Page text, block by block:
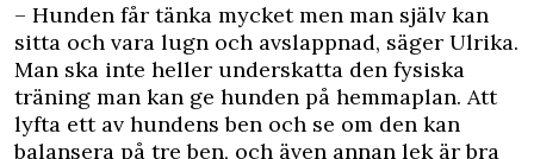
– Hunden får tänka mycket men man själv kan
sitta och vara lugn och avslappnad, säger Ulrika.
Man ska inte heller underskatta den fysiska
träning man kan ge hunden på hemmaplan. Att
lyfta ett av hundens ben och se om den kan
balansera på tre ben, och även annan lek är bra